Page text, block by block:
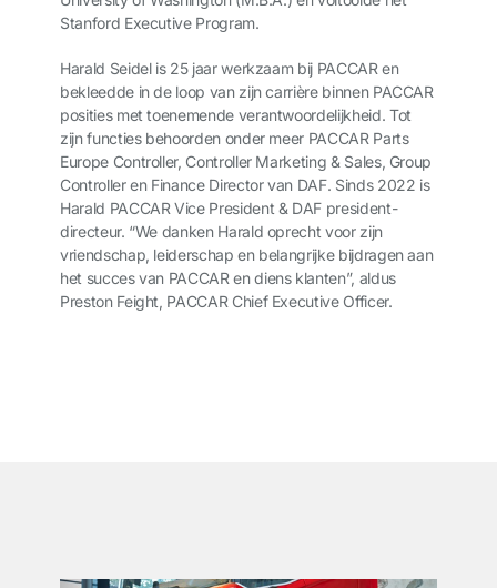
Stanford Executive Program.
Harald Seidel is 25 jaar werkzaam bij PACCAR en
bekleedde in de loop van zijn carrière binnen PACCAR
posities met toenemende verantwoordelijkheid. Tot
zijn functies behoorden onder meer PACCAR Parts
Europe Controller, Controller Marketing & Sales, Group
Controller en Finance Director van DAF. Sinds 2022 is
Harald PACCAR Vice President & DAF president-
directeur. “We danken Harald oprecht voor zijn
vriendschap, leiderschap en belangrijke bijdragen aan
het succes van PACCAR en diens klanten”, aldus
Preston Feight, PACCAR Chief Executive Officer.